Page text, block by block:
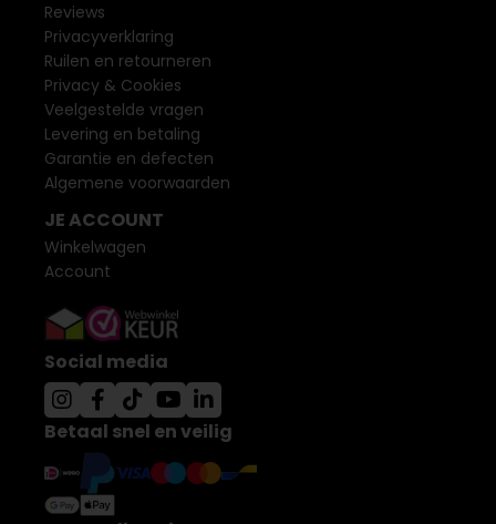
Reviews
Privacyverklaring
Ruilen en retourneren
Privacy & Cookies
Veelgestelde vragen
Levering en betaling
Garantie en defecten
Algemene voorwaarden
JE ACCOUNT
Winkelwagen
Account
Social media
Betaal snel en veilig